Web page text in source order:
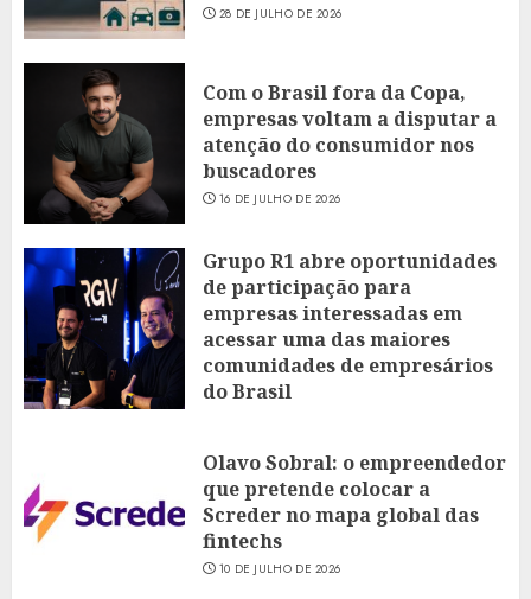
28 DE JULHO DE 2026
Com o Brasil fora da Copa,
empresas voltam a disputar a
atenção do consumidor nos
buscadores
16 DE JULHO DE 2026
Grupo R1 abre oportunidades
de participação para
empresas interessadas em
acessar uma das maiores
comunidades de empresários
do Brasil
Olavo Sobral: o empreendedor
que pretende colocar a
Screder no mapa global das
fintechs
10 DE JULHO DE 2026